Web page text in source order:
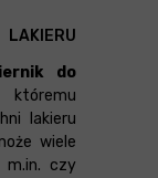
do
lakieru
wiele
m.in. czy